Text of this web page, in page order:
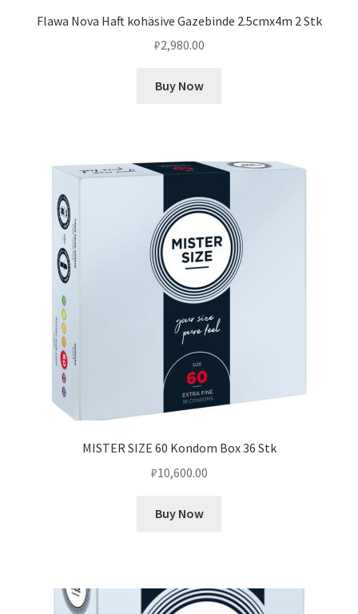
Flawa Nova Haft kohäsive Gazebinde 2.5cmx4m 2 Stk
₽2,980.00
Buy Now
MISTER SIZE 60 Kondom Box 36 Stk
₽10,600.00
Buy Now